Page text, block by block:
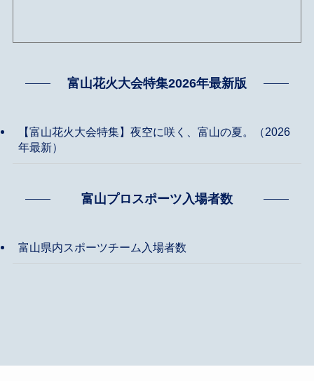
富山花火大会特集2026年最新版
【富山花火大会特集】夜空に咲く、富山の夏。（2026
年最新）
富山プロスポーツ入場者数
富山県内スポーツチーム入場者数